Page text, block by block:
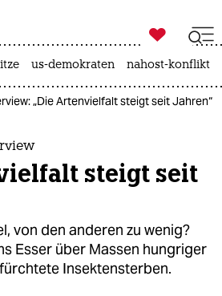
taz zahl ich
zahl ich

taz zahl ich
us-demokraten nahost-konflikt
„Die Artenvielfalt steigt seit Jahren“
steigt seit
von den anderen zu wenig?
Esser über Massen hungriger
Insektensterben.